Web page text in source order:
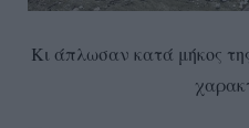
Κι άπλωσαν κατά μήκος